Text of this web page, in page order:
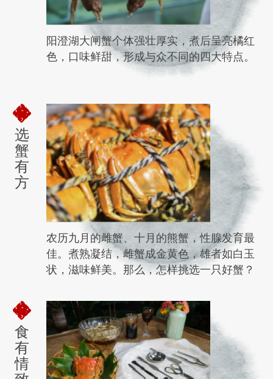
阳澄湖大闸蟹个体强壮厚实，煮后呈亮橘红
色，口味鲜甜，形成与众不同的四大特点。
选
蟹
有
方
农历九月的雌蟹、十月的熊蟹，性腺发育最
佳。煮熟凝结，雌蟹成金黄色，雄者如白玉
状，滋味鲜美。那么，怎样挑选一只好蟹？
食
有
情